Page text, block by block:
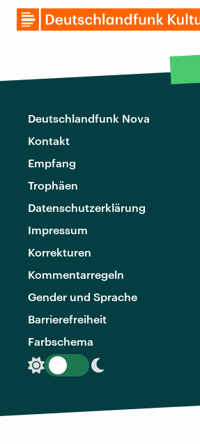
Deutschlandfunk Nova
Kontakt
Empfang
Trophäen
Datenschutzerklärung
Impressum
Korrekturen
Kommentarregeln
Gender und Sprache
Barrierefreiheit
Farbschema